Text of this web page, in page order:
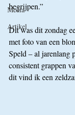
Media
Artikel
begrijpen.”
Dit was dit zondag
met foto van een
Speld – al jarenlang
consistent grappen
dit vind ik een